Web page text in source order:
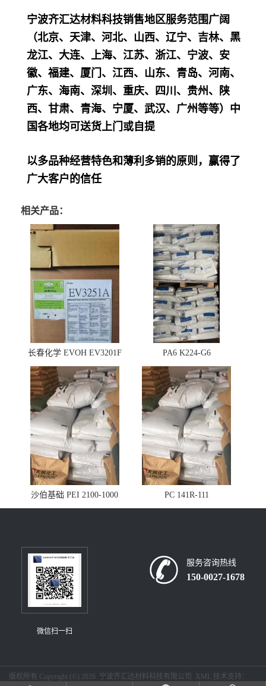
宁波齐汇达材料科技销售地区服务范围广阔
（北京、天津、河北、山西、辽宁、吉林、黑
龙江、大连、上海、江苏、浙江、宁波、安
徽、福建、厦门、江西、山东、青岛、河南、
广东、海南、深圳、重庆、四川、贵州、陕
西、甘肃、青海、宁厦、武汉、广州等等）中
国各地均可送货上门或自提
以多品种经营特色和薄利多销的原则，赢得了
广大客户的信任
相关产品：
长春化学 EVOH EV3201F PA6 K224-G6
沙伯基础 PEI 2100-1000 PC 141R-111
微信扫一扫
服务咨询热线
150-0027-1678
版权所有 Copyright (©) 2026 宁波齐汇达材料科技有限公司 XML 技术支持：